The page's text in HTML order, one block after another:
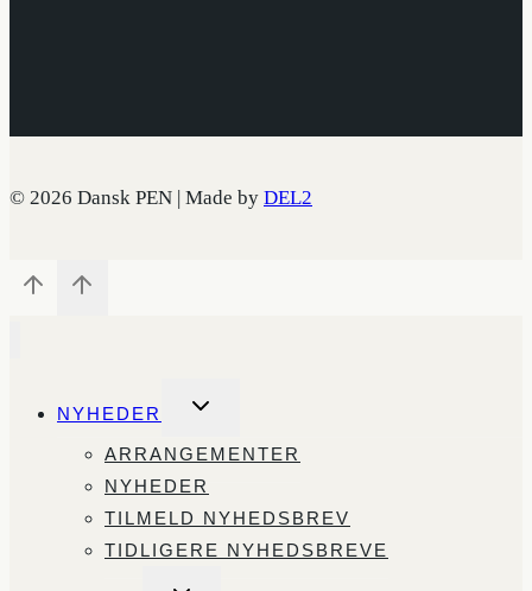
© 2026 Dansk PEN | Made by DEL2
NYHEDER
SKIFT
ARRANGEMENTER
NYHEDER
TILMELD NYHEDSBREV
TIDLIGERE NYHEDSBREVE